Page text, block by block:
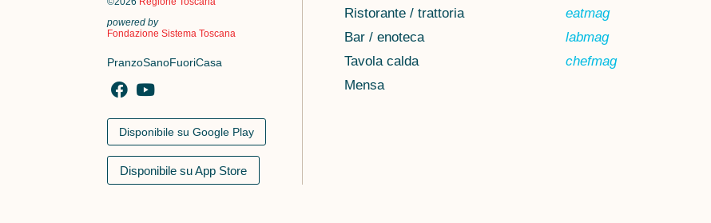
powered by
Fondazione Sistema Toscana
PranzoSanoFuoriCasa
Disponibile su Google Play
Disponibile su App Store
Ristorante / trattoria
Bar / enoteca
Tavola calda
Mensa
eatmag
labmag
chefmag